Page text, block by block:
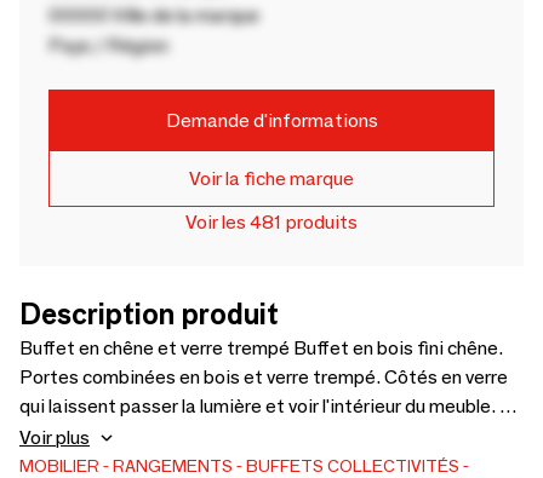
00000 Ville de la marque
Pays / Région
Demande d'informations
Voir la fiche marque
Voir les 481 produits
Description produit
Buffet en chêne et verre trempé Buffet en bois fini chêne.
Portes combinées en bois et verre trempé. Côtés en verre
qui laissent passer la lumière et voir l'intérieur du meuble. Le
buffet a 4 portes laissant les meubles divisés en deux
sections, et ces deux, à leur tour, dans deux étagères.
Voir plus
MOBILIER RANGEMENTS BUFFETS COLLECTIVITÉS